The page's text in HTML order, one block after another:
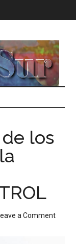
los
a Comment